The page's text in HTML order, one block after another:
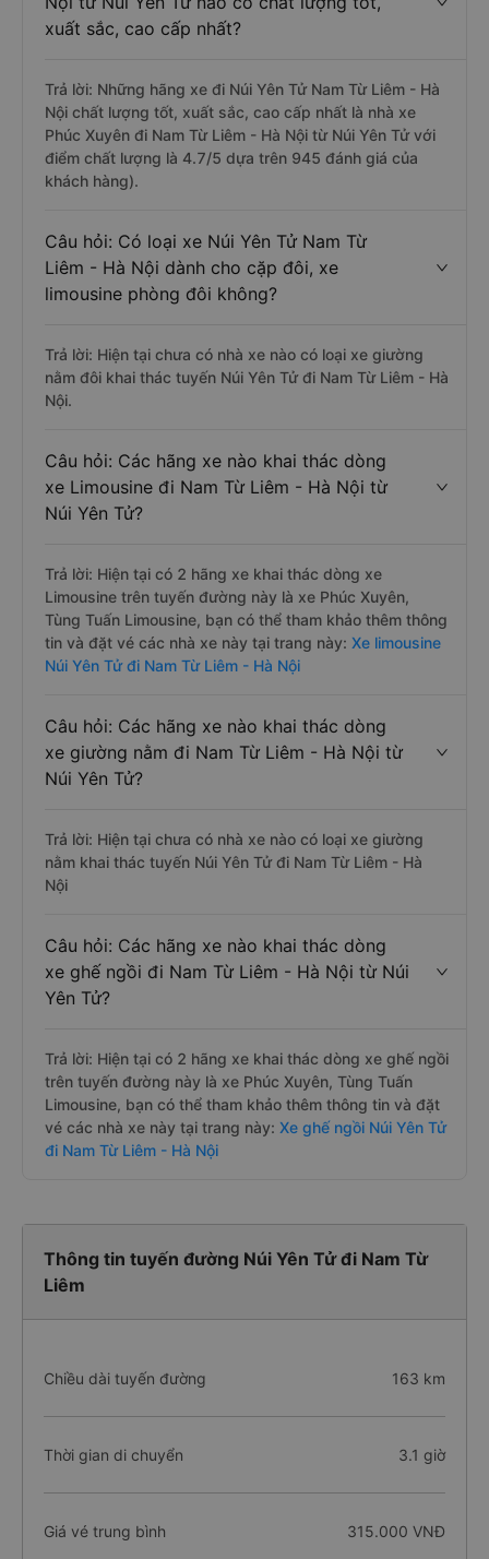
xuất sắc, cao cấp nhất?
Trả lời: Những hãng xe đi Núi Yên Tử Nam Từ Liêm - Hà
Nội chất lượng tốt, xuất sắc, cao cấp nhất là nhà xe
Phúc Xuyên đi Nam Từ Liêm - Hà Nội từ Núi Yên Tử với
điểm chất lượng là 4.7/5 dựa trên 945 đánh giá của
khách hàng).
Câu hỏi: Có loại xe Núi Yên Tử Nam Từ
Liêm - Hà Nội dành cho cặp đôi, xe
limousine phòng đôi không?
Trả lời: Hiện tại chưa có nhà xe nào có loại xe giường
nằm đôi khai thác tuyến Núi Yên Tử đi Nam Từ Liêm - Hà
Nội.
Câu hỏi: Các hãng xe nào khai thác dòng
xe Limousine đi Nam Từ Liêm - Hà Nội từ
Núi Yên Tử?
Trả lời: Hiện tại có 2 hãng xe khai thác dòng xe
Limousine trên tuyến đường này là xe Phúc Xuyên,
Tùng Tuấn Limousine, bạn có thể tham khảo thêm thông
tin và đặt vé các nhà xe này tại trang này: Xe limousine
Núi Yên Tử đi Nam Từ Liêm - Hà Nội
Câu hỏi: Các hãng xe nào khai thác dòng
xe giường nằm đi Nam Từ Liêm - Hà Nội từ
Núi Yên Tử?
Trả lời: Hiện tại chưa có nhà xe nào có loại xe giường
nằm khai thác tuyến Núi Yên Tử đi Nam Từ Liêm - Hà
Nội
Câu hỏi: Các hãng xe nào khai thác dòng
xe ghế ngồi đi Nam Từ Liêm - Hà Nội từ Núi
Yên Tử?
Trả lời: Hiện tại có 2 hãng xe khai thác dòng xe ghế ngồi
trên tuyến đường này là xe Phúc Xuyên, Tùng Tuấn
Limousine, bạn có thể tham khảo thêm thông tin và đặt
vé các nhà xe này tại trang này: Xe ghế ngồi Núi Yên Tử
đi Nam Từ Liêm - Hà Nội
Thông tin tuyến đường Núi Yên Tử đi Nam Từ
Liêm
Chiều dài tuyến đường 163 km
Thời gian di chuyển 3.1 giờ
Giá vé trung bình 315.000 VNĐ